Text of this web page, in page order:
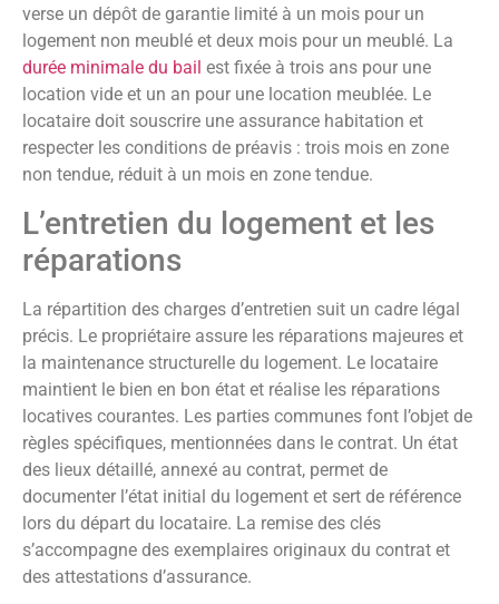
verse un dépôt de garantie limité à un mois pour un
logement non meublé et deux mois pour un meublé. La
durée minimale du bail est fixée à trois ans pour une
location vide et un an pour une location meublée. Le
locataire doit souscrire une assurance habitation et
respecter les conditions de préavis : trois mois en zone
non tendue, réduit à un mois en zone tendue.
L’entretien du logement et les
réparations
La répartition des charges d’entretien suit un cadre légal
précis. Le propriétaire assure les réparations majeures et
la maintenance structurelle du logement. Le locataire
maintient le bien en bon état et réalise les réparations
locatives courantes. Les parties communes font l’objet de
règles spécifiques, mentionnées dans le contrat. Un état
des lieux détaillé, annexé au contrat, permet de
documenter l’état initial du logement et sert de référence
lors du départ du locataire. La remise des clés
s’accompagne des exemplaires originaux du contrat et
des attestations d’assurance.